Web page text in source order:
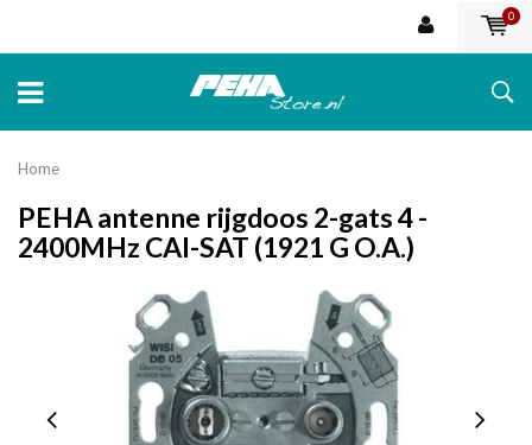
0
Home
PEHA antenne rijgdoos 2-gats 4 -
2400MHz CAI-SAT (1921 G O.A.)